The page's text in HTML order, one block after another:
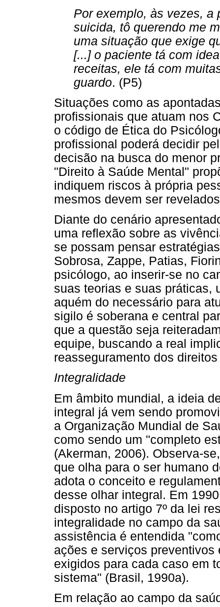
Por exemplo, às vezes, a
suicida, tô querendo me
uma situação que exige
[...] o paciente tá com
receitas, ele tá com
guardo. (P5)
Situações como as
profissionais que atuam nos
o código de Ética do
profissional poderá decidir
decisão na busca do menor
"Direito à Saúde Mental"
indiquem riscos à própria
mesmos devem ser
Diante do cenário
uma reflexão sobre as
se possam pensar
Sobrosa, Zappe, Patias,
psicólogo, ao inserir-se no
suas teorias e suas práticas,
aquém do necessário para
sigilo é soberana e central
que a questão seja
equipe, buscando a real
reasseguramento dos
Integralidade
Em âmbito mundial, a ideia
integral já vem sendo
a Organização Mundial de
como sendo um "completo
(Akerman, 2006). Observa-
que olha para o ser humano
adota o conceito e
desse olhar integral. Em
disposto no artigo 7º da lei
integralidade no campo da
assistência é entendida
ações e serviços
exigidos para cada caso em
sistema" (Brasil, 1990a).
Em relação ao campo da